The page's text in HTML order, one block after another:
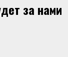
за нами